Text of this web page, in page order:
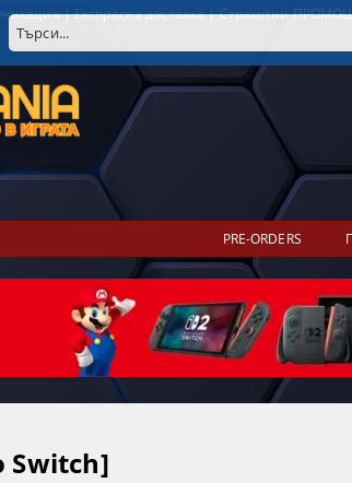
| Експресна доставка | Страхотни
PRE-ORDERS
Switch]